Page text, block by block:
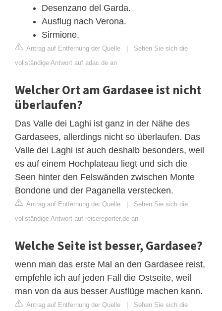
Desenzano del Garda.
Ausflug nach Verona.
Sirmione.
Antrag auf Entfernung der Quelle | Sehen Sie sich die
vollständige Antwort auf adac.de an
Welcher Ort am Gardasee ist nicht
überlaufen?
Das Valle dei Laghi ist ganz in der Nähe des
Gardasees, allerdings nicht so überlaufen. Das
Valle dei Laghi ist auch deshalb besonders, weil
es auf einem Hochplateau liegt und sich die
Seen hinter den Felswänden zwischen Monte
Bondone und der Paganella verstecken.
Antrag auf Entfernung der Quelle | Sehen Sie sich die
vollständige Antwort auf reisereporter.de an
Welche Seite ist besser, Gardasee?
wenn man das erste Mal an den Gardasee reist,
empfehle ich auf jeden Fall die Ostseite, weil
man von da aus besser Ausflüge machen kann.
Antrag auf Entfernung der Quelle | Sehen Sie sich die